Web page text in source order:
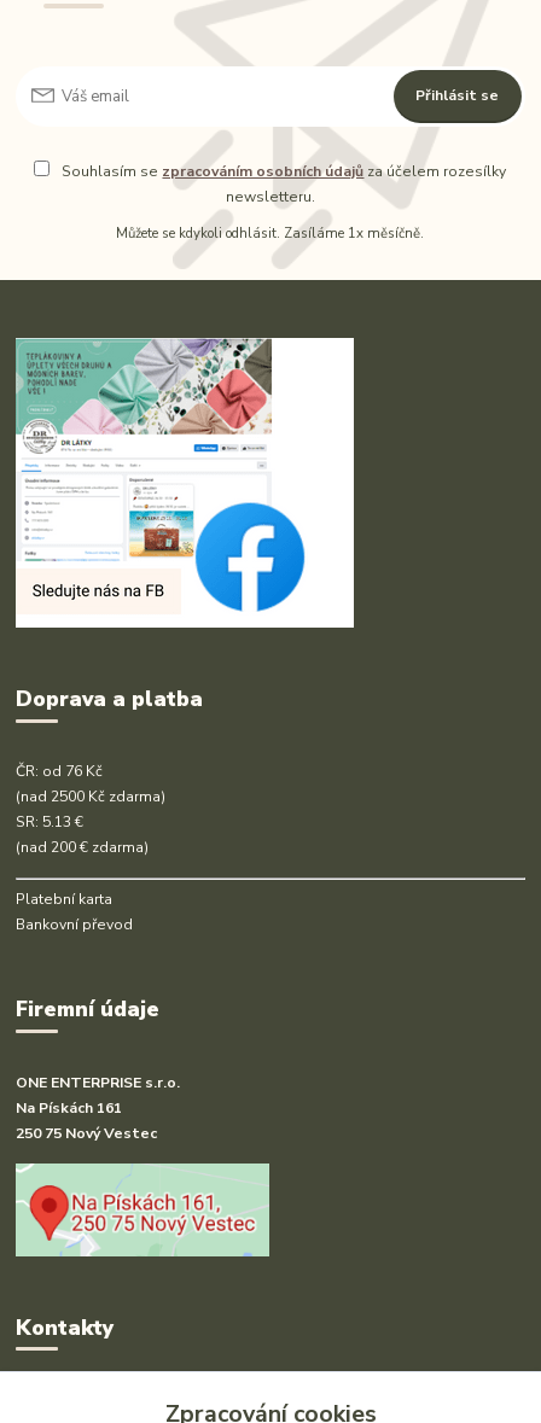
Přihlásit se
Souhlasím se zpracováním osobních údajů za účelem rozesílky
newsletteru.
Můžete se kdykoli odhlásit. Zasíláme 1x měsíčně.
Doprava a platba
ČR: od 76 Kč
(nad 2500 Kč zdarma)
SR: 5.13 €
(nad 200 € zdarma)
Platební karta
Bankovní převod
Firemní údaje
ONE ENTERPRISE s.r.o.
Na Pískách 161
250 75 Nový Vestec
Kontakty
Radka HaklZpracování cookies